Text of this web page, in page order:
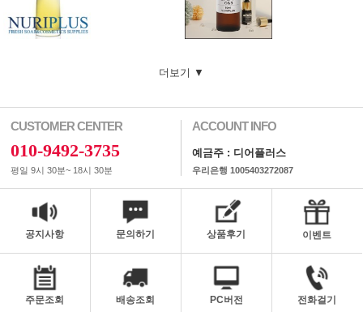
더보기 ▼
CUSTOMER CENTER
010-9492-3735
평일 9시 30분~ 18시 30분
ACCOUNT INFO
예금주 : 디어플러스
우리은행 1005403272087
공지사항 문의하기 상품후기 이벤트
주문조회 배송조회 PC버전 전화걸기